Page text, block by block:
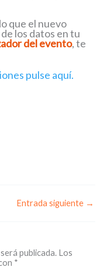
que el nuevo
los datos en tu
del evento, te
pulse aquí.
Entrada siguiente →
publicada. Los
*